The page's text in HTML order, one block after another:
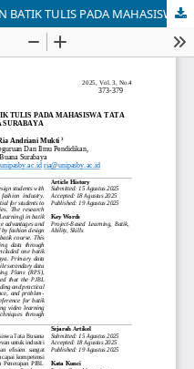
PENERAPAN PJBL PEMBELAJARAN BATIK TULIS PADA MAHASISWA TATA BUSANA DI UNIPA SURABAYA